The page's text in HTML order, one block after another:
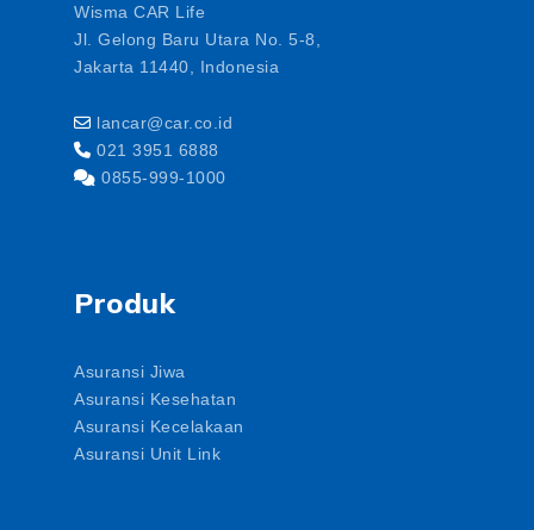
Wisma CAR Life
Jl. Gelong Baru Utara No. 5-8,
Jakarta 11440, Indonesia
lancar@car.co.id
021 3951 6888
0855-999-1000
Produk
Asuransi Jiwa
Asuransi Kesehatan
Asuransi Kecelakaan
Asuransi Unit Link